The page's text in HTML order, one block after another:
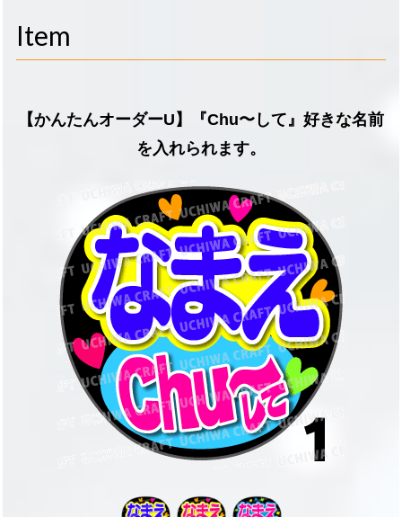
Item
【かんたんオーダーU】『Chu〜して』好きな名前
を入れられます。